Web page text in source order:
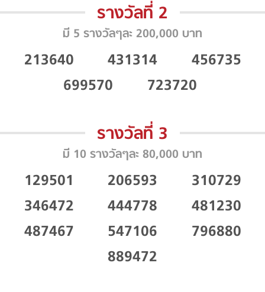
รางวัลที่ 2
มี 5 รางวัลๆละ 200,000 บาท
213640 431314
456735
699570
723720
รางวัลที่ 3
มี 10 รางวัลๆละ 80,000 บาท
129501 206593
310729
346472
444778
481230
487467
547106
796880
889472